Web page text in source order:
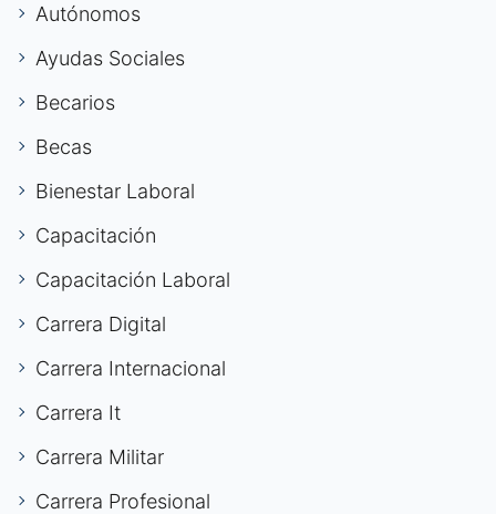
Autónomos
Ayudas Sociales
Becarios
Becas
Bienestar Laboral
Capacitación
Capacitación Laboral
Carrera Digital
Carrera Internacional
Carrera It
Carrera Militar
Carrera Profesional